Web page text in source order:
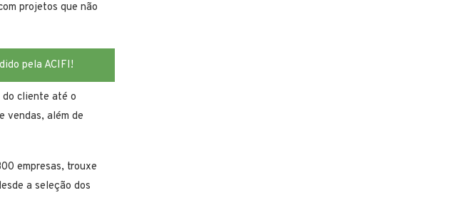
projetos que não
pela ACIFI!
do cliente até o
vendas, além de
empresas, trouxe
a seleção dos